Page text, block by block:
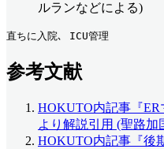
ルランなどによる)
直ちに入院､ ICU管理
参考文献
HOKUTO内記事『ER
より解説引用 (聖路
HOKUTO内記事『後